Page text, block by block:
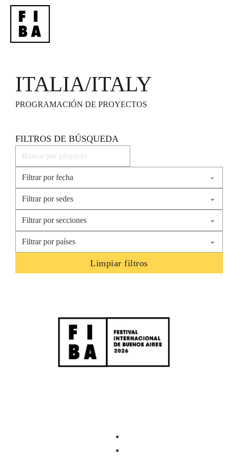
ITALIA/ITALY
PROGRAMACIÓN DE PROYECTOS
FILTROS DE BÚSQUEDA
Limpiar filtros